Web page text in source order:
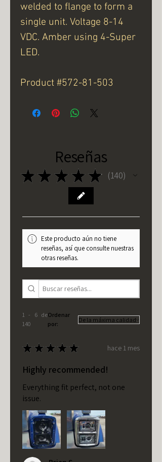
welded to flange to form a
single unit. Voltage 8-14
VDC. Amber using 4-Super
LED.
Product #572-81-503
Reseñas
★ ★ ★ ★ ★ 140
140
Este producto aún no tiene
reseñas, así que consulte nuestras
otras reseñas.
1 - 6 de
140
Ordenar
por:
★ ★ ★ ★ ★ hace 1 mes
Highly recommended!
Everything fit perfect, not one
issue.